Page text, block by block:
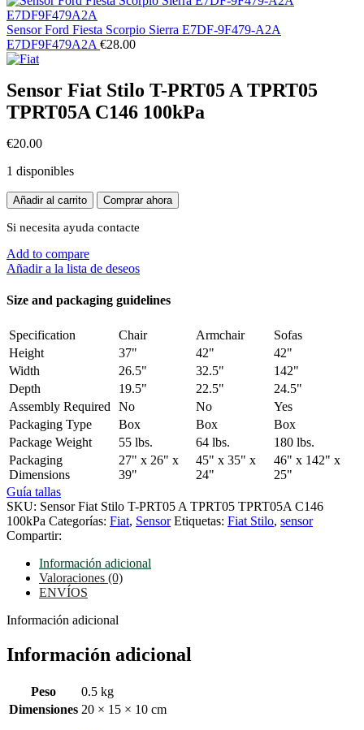
Sensor Ford Fiesta Scorpio Sierra E7DF-9F479-A2A
E7DF9F479A2A €28.00
Sensor Fiat Stilo T-PRT05 A TPRT05
TPRT05A C146 100kPa
€20.00
1 disponibles
Sensor
Fiat
Stilo
PRT05
A
TPRT05A
100kPa
cantidad
Añadir al carrito Comprar ahora
Si necesita ayuda contacte
Add to compare
Añadir a la lista de deseos
Size and packaging guidelines
Specification Chair Armchair
Sofas
Height
37" 42"
42"
Width
26.5" 32.5"
142"
Depth
19.5" 22.5"
24.5"
Assembly Required
No No
Yes
Packaging Type
Box Box
Box
Package Weight
55 lbs. 64 lbs.
180 lbs.
Packaging
Dimensions
27" x 26" x
39"
45" x 35" x
24"
46" x 142" x
25"
Guía tallas
SKU: Sensor Fiat Stilo T-PRT05 A TPRT05 TPRT05A C146
100kPa Categorías: Fiat, Sensor Etiquetas: Fiat Stilo, sensor
Compartir:
Información adicional
Valoraciones (0)
ENVÍOS
Información adicional
Información adicional
Peso
0.5 kg
Dimensiones 20 × 15 × 10 cm